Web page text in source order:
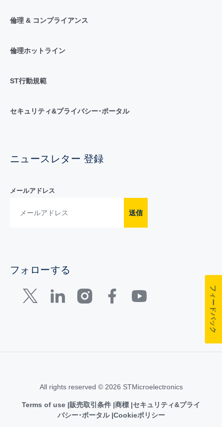
倫理 & コンプライアンス
倫理ホットライン
ST行動規範
セキュリティ&プライバシー･ポータル
ニュースレター 登録
メールアドレス
送信
フォローする
All rights reserved © 2026 STMicroelectronics
Terms of use 販売取引条件 商標 セキュリティ&プライ
バシー･ポータル Cookieポリシー
フィードバック